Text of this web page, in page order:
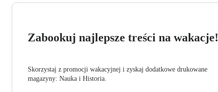
Zabookuj najlepsze treści na wakacje!
Skorzystaj z promocji wakacyjnej i zyskaj dodatkowe drukowane
magazyny: Nauka i Historia.